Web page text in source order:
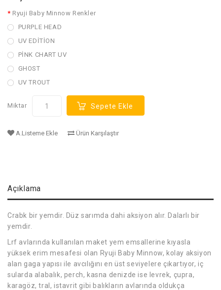
Ryuji Baby Minnow Renkler
PURPLE HEAD
UV EDİTİON
PİNK CHART UV
GHOST
UV TROUT
Miktar Sepete Ekle
A.Listeme Ekle Ürün Karşılaştır
Açıklama
Crabk bir yemdir. Düz sarımda dahi aksiyon alır. Dalarlı bir
yemdir.
Lrf avlarında kullanılan maket yem emsallerine kıyasla
yüksek erim mesafesi olan Ryuji Baby Minnow, kolay aksiyon
alan gaga yapısı ile avcılığını en üst seviyelere çıkartıyor, iç
sularda alabalık, perch, kasna denizde ise levrek, çupra,
karagöz, tral, istavrit gibi balıkların avlarında oldukça